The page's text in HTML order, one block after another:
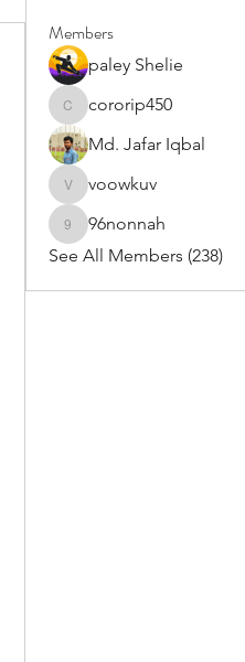
Members
paley Shelie
cororip450
cororip450
Md. Jafar Iqbal
voowkuv
voowkuv
96nonnah
96nonnah
See All Members (238)